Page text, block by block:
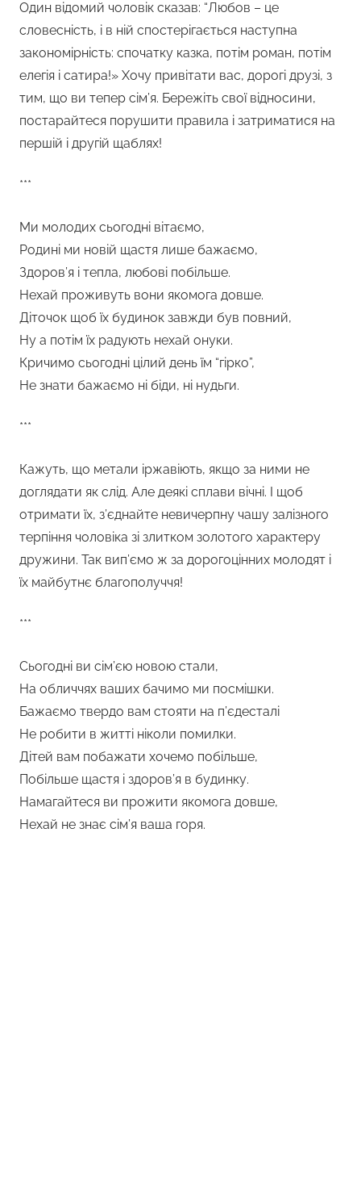
Один відомий чоловік сказав: “Любов – це
словесність, і в ній спостерігається наступна
закономірність: спочатку казка, потім роман, потім
елегія і сатира!» Хочу привітати вас, дорогі друзі, з
тим, що ви тепер сім’я. Бережіть свої відносини,
постарайтеся порушити правила і затриматися на
першій і другій щаблях!
***
Ми молодих сьогодні вітаємо,
Родині ми новій щастя лише бажаємо,
Здоров’я і тепла, любові побільше.
Нехай проживуть вони якомога довше.
Діточок щоб їх будинок завжди був повний,
Ну а потім їх радують нехай онуки.
Кричимо сьогодні цілий день їм “гірко”,
Не знати бажаємо ні біди, ні нудьги.
***
Кажуть, що метали іржавіють, якщо за ними не
доглядати як слід. Але деякі сплави вічні. І щоб
отримати їх, з’єднайте невичерпну чашу залізного
терпіння чоловіка зі злитком золотого характеру
дружини. Так вип’ємо ж за дорогоцінних молодят і
їх майбутнє благополуччя!
***
Сьогодні ви сім’єю новою стали,
На обличчях ваших бачимо ми посмішки.
Бажаємо твердо вам стояти на п’єдесталі
Не робити в житті ніколи помилки.
Дітей вам побажати хочемо побільше,
Побільше щастя і здоров’я в будинку.
Намагайтеся ви прожити якомога довше,
Нехай не знає сім’я ваша горя.